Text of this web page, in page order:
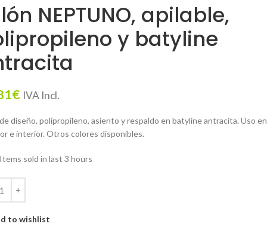
NEPTUNO, apilable,
y batyline
€ IVA Incl.
diseño, polipropileno, asiento y respaldo en batyline antracita. Uso en
e interior. Otros colores disponibles.
Items sold in last 3 hours
to wishlist